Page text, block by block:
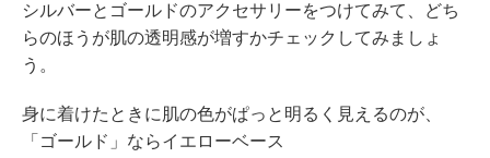
シルバーとゴールドのアクセサリーをつけてみて、どち
らのほうが肌の透明感が増すかチェックしてみましょ
う。
身に着けたときに肌の色がぱっと明るく見えるのが、
「ゴールド」ならイエローベース